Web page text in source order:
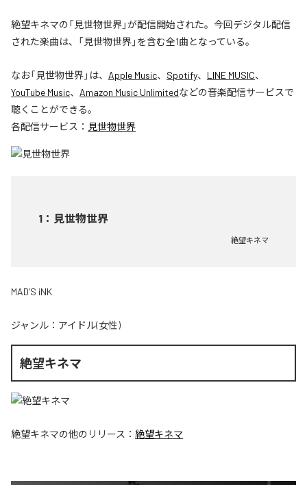
絶望キネマの「見世物世界」が配信開始された。今回デジタル配信
された楽曲は、「見世物世界」を含む全1曲となっている。
なお「見世物世界」は、 Apple Music、 Spotify、 LINE MUSIC、
YouTube Music、 Amazon Music Unlimitedなどの音楽配信サービスで
聴くことができる。
各配信サービス： 見世物世界
1 ： 見世物世界
絶望キネマ
MAD’S iNK
ジャンル： アイドル(女性)
絶望キネマ
絶望キネマの他のリリース： 絶望キネマ